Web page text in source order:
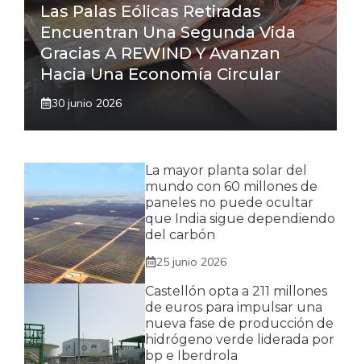
Las Palas Eólicas Retiradas
Encuentran Una Segunda Vida
Gracias A REWIND Y Avanzan
Hacia Una Economía Circular
30 junio 2026
La mayor planta solar del
mundo con 60 millones de
paneles no puede ocultar
que India sigue dependiendo
del carbón
25 junio 2026
Castellón opta a 211 millones
de euros para impulsar una
nueva fase de producción de
hidrógeno verde liderada por
bp e Iberdrola